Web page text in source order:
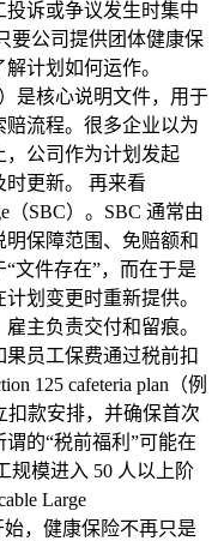
诉或争议发生时集中
要公司提供团体健康保
计划如何运作。
）是核心说明文件，用于
流程。很多企业以为
，公司作为计划发起
时更新。 再来看
（SBC）。SBC 通常由
保障范围、免赔额和
文件存在”，而在于是
划变更时重新提供。
主负责交付和留痕。
员工保费通过税前扣
125 cafeteria plan（例
扣款安排，并确保首次
的“税前福利”可能在
规模进入 50 人以上阶
Large
，健康保险不再只是